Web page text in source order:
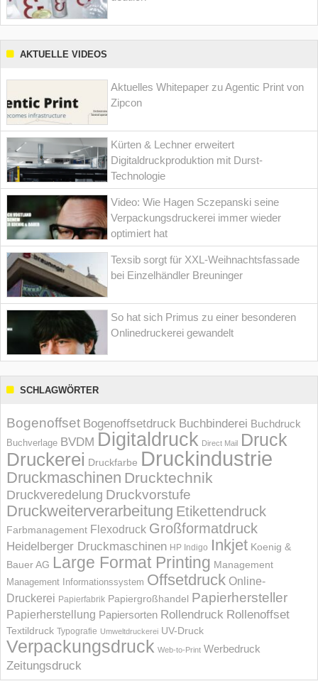
AKTUELLE VIDEOS
Aktuelles Whitepaper zu Agentic Print von
Zipcon
Kürten & Lechner erweitert
Digitaldruckproduktion mit Durst-
Technologie
Video: Wie Hagen Sczepanski seine
Verpackungsdruckerei immer wieder
optimiert hat
Texsib sorgt für XXL-Weihnachtsfassade
bei Einzelhändler Breuninger
So hat sich Primus zu einer besonderen
Onlinedruckerei gewandelt
SCHLAGWÖRTER
Bogenoffset Bogenoffsetdruck Buchbinderei Buchdruck
Buchverlage BVDM Digitaldruck Direct Mail Druck
Druckerei Druckfarbe Druckindustrie
Druckmaschinen Drucktechnik
Druckveredelung Druckvorstufe
Druckweiterverarbeitung Etikettendruck
Farbmanagement Flexodruck Großformatdruck
Heidelberger Druckmaschinen HP Indigo Inkjet Koenig &
Bauer AG Large Format Printing Management
Management Informations­system Offsetdruck Online-
Druckerei Papierfabrik Papiergroßhandel Papierhersteller
Papierherstellung Papiersorten Rollendruck Rollenoffset
Textildruck Typografie Umweltdruckerei UV-Druck
Verpackungsdruck Web-to-Print Werbedruck
Zeitungsdruck